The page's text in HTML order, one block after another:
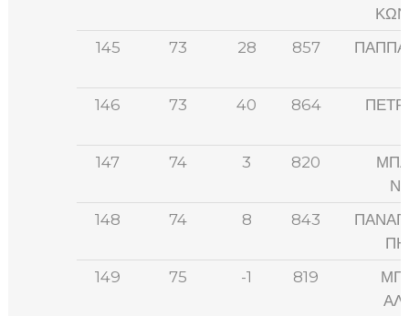
145
73 28 857
146 73 40 864
147 74 3 820
148
74 8 843
149
75 -1 819